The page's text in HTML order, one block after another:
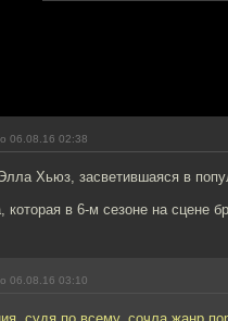
06.08.16 02:38
Хьюз, засветившаяся в
которая в 6-м сезоне на сцене
06.08.16 03:10